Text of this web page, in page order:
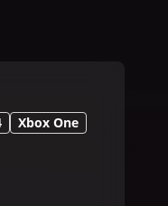
Xbox One